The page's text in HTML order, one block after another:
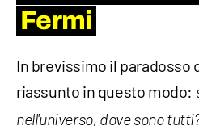
Fermi
In brevissimo il paradosso
riassunto in questo modo:
nell'universo, dove sono